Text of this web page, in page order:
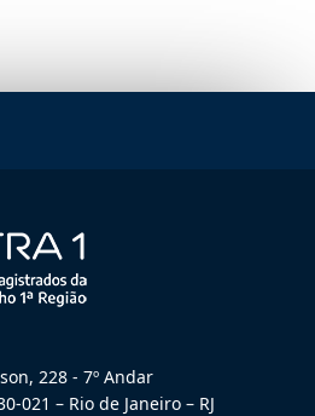
228 - 7º Andar
021 – Rio de Janeiro – RJ